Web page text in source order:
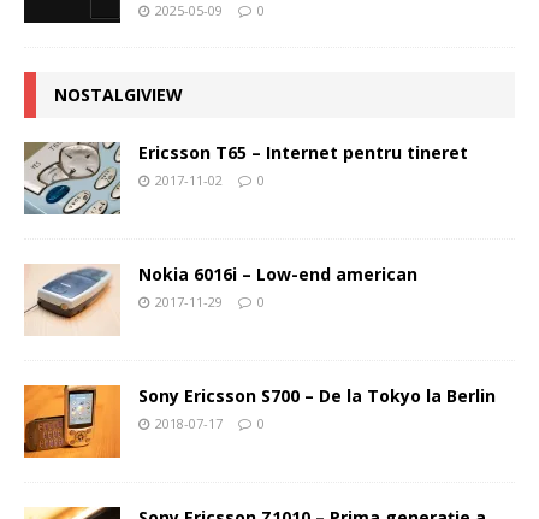
2025-05-09 0
NOSTALGIVIEW
Ericsson T65 – Internet pentru tineret
2017-11-02 0
Nokia 6016i – Low-end american
2017-11-29 0
Sony Ericsson S700 – De la Tokyo la Berlin
2018-07-17 0